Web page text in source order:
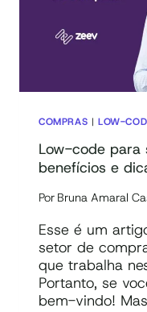
COMPRAS |LOW-
Low-code para
benefícios e
Por Bruna Amaral
Esse é um
setor de
que trabalha
Portanto, se
bem-vindo!